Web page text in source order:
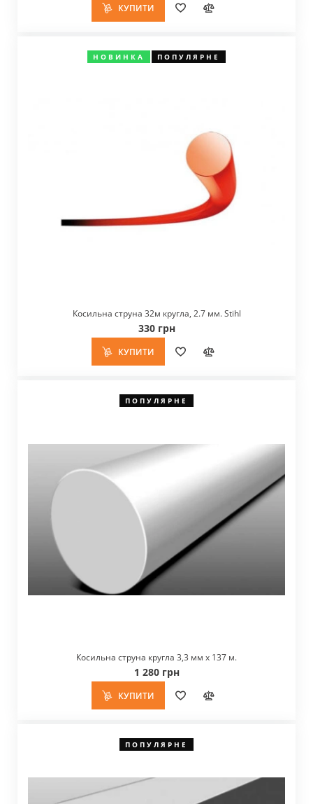
КУПИТИ
НОВИНКА ПОПУЛЯРНЕ
Косильна струна 32м кругла, 2.7 мм. Stihl
330 грн
КУПИТИ
ПОПУЛЯРНЕ
Косильна струна кругла 3,3 мм x 137 м.
1 280 грн
КУПИТИ
ПОПУЛЯРНЕ